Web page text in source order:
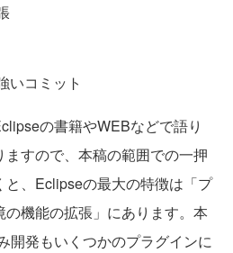
いコミット
の書籍やWEBなどで語り
すので、本稿の範囲での一押
と、Eclipseの最大の特徴は「プ
機能の拡張」にあります。本
開発もいくつかのプラグインに